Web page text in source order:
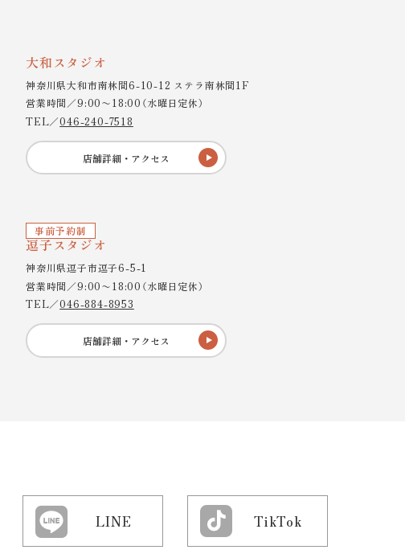
大和スタジオ
神奈川県大和市南林間6-10-12 ステラ南林間1F
営業時間／9:00〜18:00（水曜日定休）
TEL／046-240-7518
店舗詳細・アクセス
事前予約制
逗子スタジオ
神奈川県逗子市逗子6-5-1
営業時間／9:00〜18:00（水曜日定休）
TEL／046-884-8953
店舗詳細・アクセス
LINE TikTok